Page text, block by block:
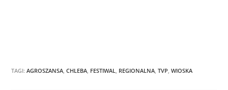
TAGI:AGROSZANSA ,CHLEBA FESTIWAL REGIONALNA ,TVP ,WIOSKA